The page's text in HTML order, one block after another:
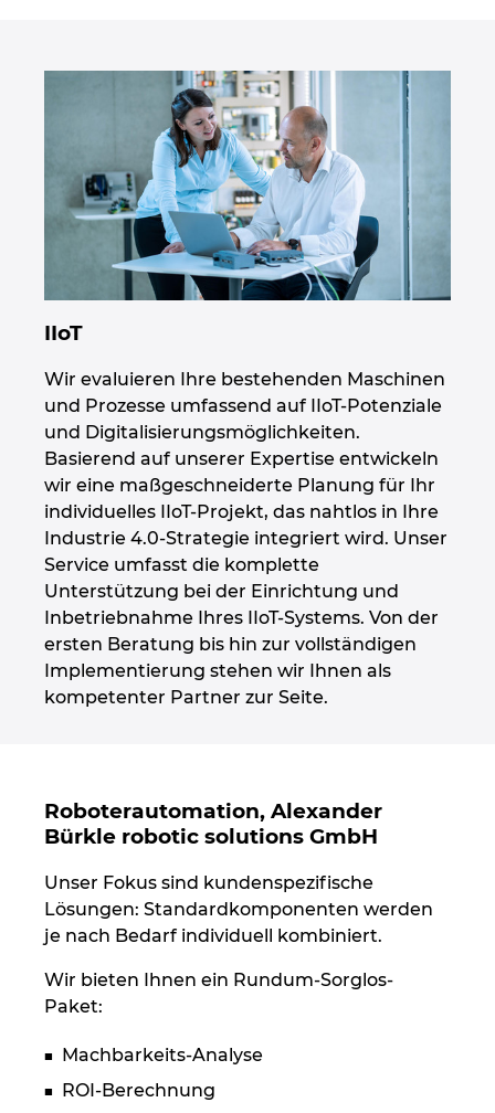
IIoT
Wir evaluieren Ihre bestehenden Maschinen
und Prozesse umfassend auf IIoT-Potenziale
und Digitalisierungsmöglichkeiten.
Basierend auf unserer Expertise entwickeln
wir eine maßgeschneiderte Planung für Ihr
individuelles IIoT-Projekt, das nahtlos in Ihre
Industrie 4.0-Strategie integriert wird. Unser
Service umfasst die komplette
Unterstützung bei der Einrichtung und
Inbetriebnahme Ihres IIoT-Systems. Von der
ersten Beratung bis hin zur vollständigen
Implementierung stehen wir Ihnen als
kompetenter Partner zur Seite.
Roboterautomation, Alexander
Bürkle robotic solutions GmbH
Unser Fokus sind kundenspezifische
Lösungen: Standardkomponenten werden
je nach Bedarf individuell kombiniert.
Wir bieten Ihnen ein Rundum-Sorglos-
Paket:
Machbarkeits-Analyse
ROI-Berechnung